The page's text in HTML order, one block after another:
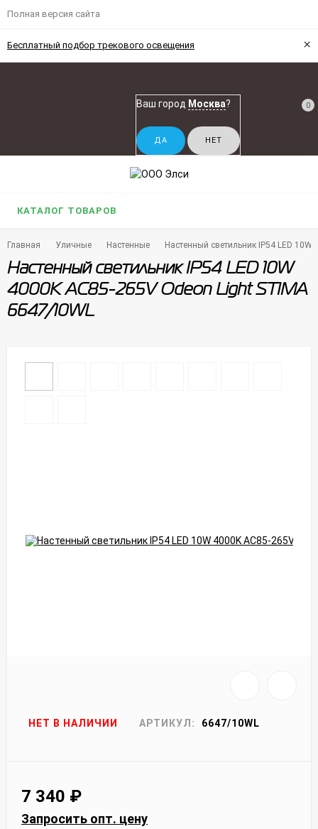
Полная версия сайта
Бесплатный подбор трекового освещения ×
Ваш город Москва? 0
КАТАЛОГ ТОВАРОВ
Главная Уличные Настенные Настенный светильник IP54 LED
Настенный светильник IP54 LED 10W
4000K AC85-265V Odeon Light STIMA
6647/10WL
НЕТ В НАЛИЧИИ АРТИКУЛ: 6647/10WL
7 340 ₽
Запросить опт. цену